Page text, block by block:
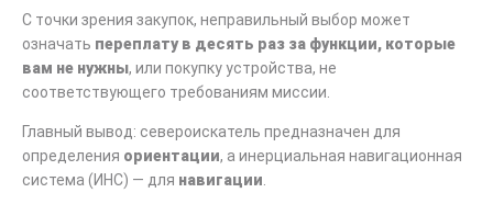
С точки зрения закупок, неправильный выбор может
означать переплату в десять раз за функции, которые
вам не нужны, или покупку устройства, не
соответствующего требованиям миссии.
Главный вывод: североискатель предназначен для
определения ориентации, а инерциальная навигационная
система (ИНС) — для навигации.